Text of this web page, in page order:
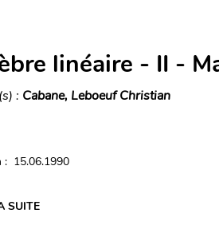
linéaire - II -
: Cabane, Leboeuf Christian
: 15.06.1990
SUITE